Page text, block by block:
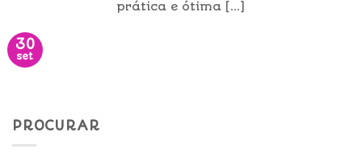
prática e ótima [...]
30
set
PROCURAR